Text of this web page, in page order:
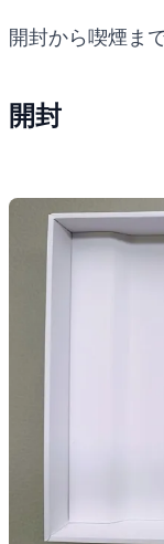
開封から喫煙ま
開封